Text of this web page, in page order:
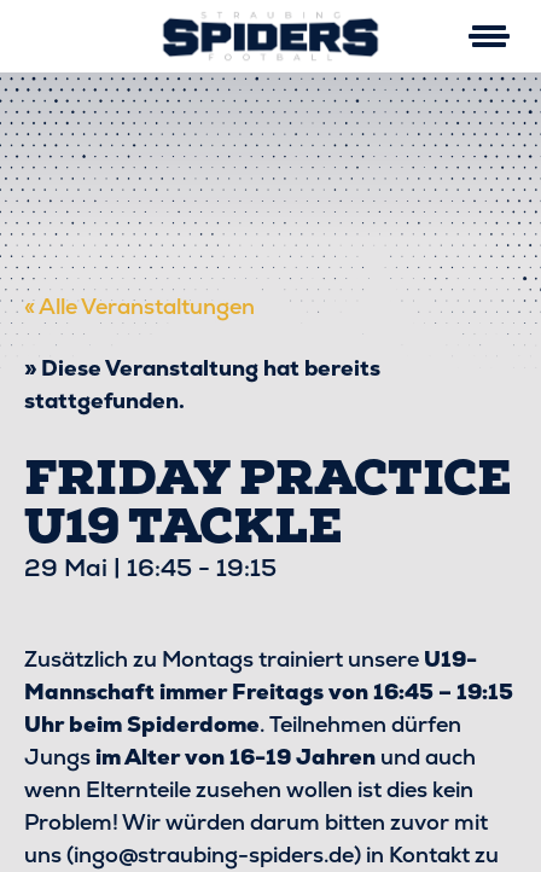
content
« Alle Veranstaltungen
Diese Veranstaltung hat bereits
stattgefunden.
FRIDAY PRACTICE
U19 TACKLE
29 Mai | 16:45 - 19:15
Zusätzlich zu Montags trainiert unsere U19-
Mannschaft immer Freitags von 16:45 – 19:15
Uhr beim Spiderdome. Teilnehmen dürfen
Jungsim Alter von 16-19 Jahren und auch
wenn Elternteile zusehen wollen ist dies kein
Problem! Wir würden darum bitten zuvor mit
uns (ingo@straubing-spiders.de) in Kontakt zu